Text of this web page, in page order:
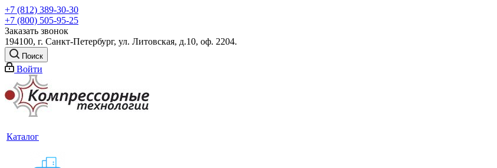
+7 (812) 389-30-30
+7 (800) 505-95-25
Заказать звонок
194100, г. Санкт-Петербург, ул. Литовская, д.10, оф. 2204.
Поиск
Войти
Каталог